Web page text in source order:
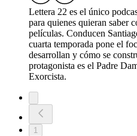
Lettera 22 es el único
para quienes quieran saber
películas. Conducen
cuarta temporada pone el
desarrollan y cómo se
protagonista es el Padre
Exorcista.
1